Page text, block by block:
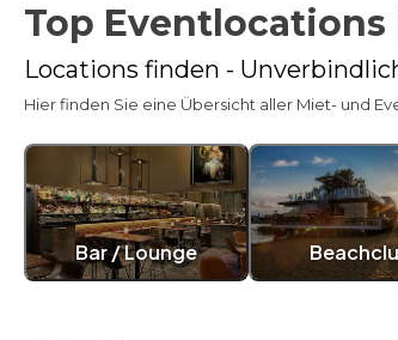
Top
Locations finden -
Hier finden Sie eine Übersicht aller Miet- und
Bar / Lounge